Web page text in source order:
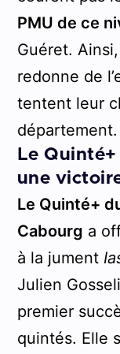
PMU de ce
Guéret.
redonne de
tentent leur
département.
Le
une
Le Quinté+
Cabourg a
à la jument
Julien
premier
quintés. Elle